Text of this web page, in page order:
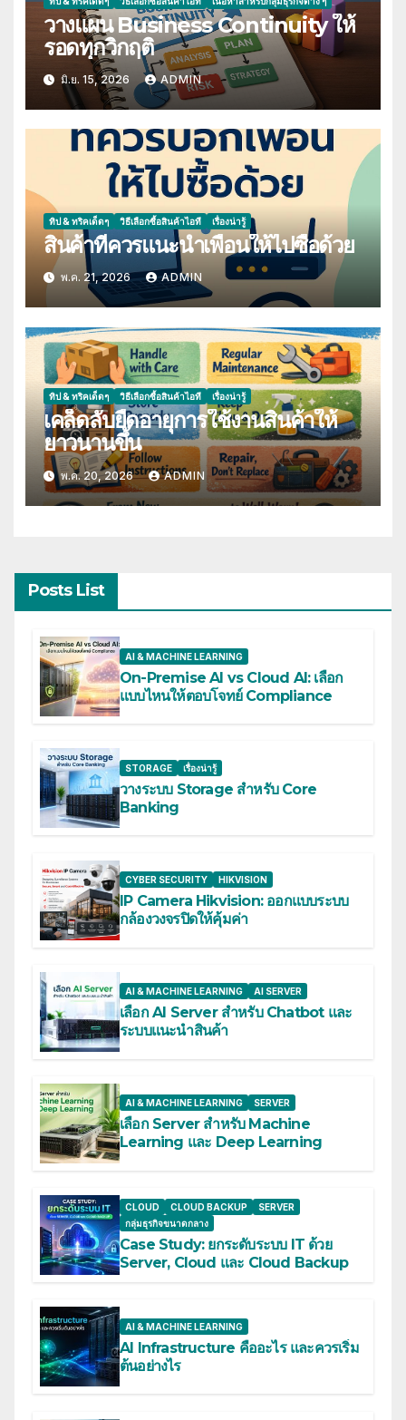
วางแผน Business Continuity ให้
รอดทุกวิกฤติ
มิ.ย. 15, 2026 ADMIN
ทิป & ทริคเด็ดๆ วิธีเลือกซื้อสินค้าไอที เรื่องน่ารู้
สินค้าที่ควรแนะนำเพื่อนให้ไปซื้อด้วย
พ.ค. 21, 2026 ADMIN
ทิป & ทริคเด็ดๆ วิธีเลือกซื้อสินค้าไอที เรื่องน่ารู้
เคล็ดลับยืดอายุการใช้งานสินค้าให้
ยาวนานขึ้น
พ.ค. 20, 2026 ADMIN
Posts List
AI & MACHINE LEARNING
On-Premise AI vs Cloud AI: เลือก
แบบไหนให้ตอบโจทย์ Compliance
STORAGE เรื่องน่ารู้
วางระบบ Storage สำหรับ Core
Banking
CYBER SECURITY HIKVISION
IP Camera Hikvision: ออกแบบระบบ
กล้องวงจรปิดให้คุ้มค่า
AI & MACHINE LEARNING AI SERVER
เลือก AI Server สำหรับ Chatbot และ
ระบบแนะนำสินค้า
AI & MACHINE LEARNING SERVER
เลือก Server สำหรับ Machine
Learning และ Deep Learning
CLOUD CLOUD BACKUP
SERVER
กลุ่มธุรกิจขนาดกลาง
Case Study: ยกระดับระบบ IT ด้วย
Server, Cloud และ Cloud Backup
AI & MACHINE LEARNING
AI Infrastructure คืออะไร และควรเริ่ม
ต้นอย่างไร